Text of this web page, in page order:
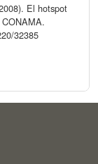
El hotspot
32385